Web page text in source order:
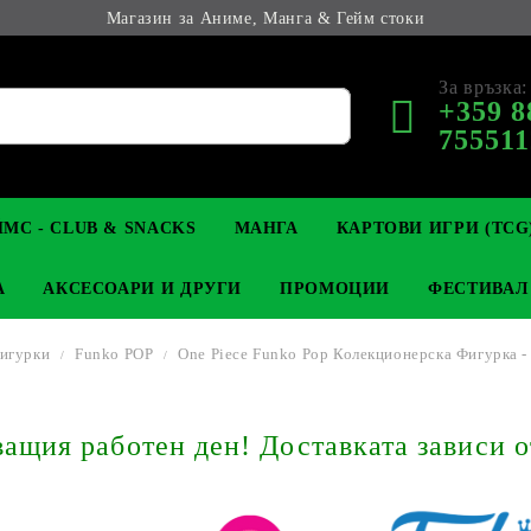
Магазин за Аниме, Манга & Гейм стоки
За връзка:
+359
КОЛЕКЦИОНЕРСКИ
YU-GI-OH! TCG
- CLUB & SNACKS МАНГА
LIGHT NOVEL
КАРТОВИ ИГРИ
MAGIC: THE GATHERING
АНИМЕ ФИГУРКИ
АКСЕСОАРИ И ДРУГИ
КЛЮЧОДЪРЖАТЕЛИ
ПРОМОЦИИ
Funko POP One Piece Funko Pop Колекционерска
работен ден! Доставката зависи